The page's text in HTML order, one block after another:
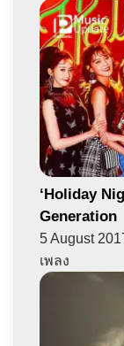
‘Holiday
Generation
5 August
เพลง